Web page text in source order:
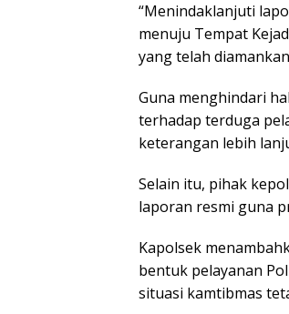
“Menindaklanjuti
menuju Tempat
yang telah
Guna menghindari
terhadap terduga
keterangan lebih
Selain itu, pihak
laporan resmi guna
Kapolsek
bentuk pelayanan
situasi kamtibmas